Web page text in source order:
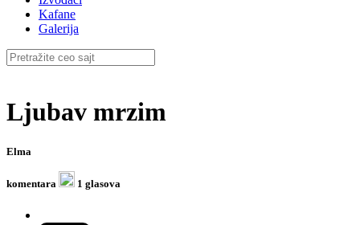
Kafane
Galerija
Ljubav mrzim
Elma
komentara 1 glasova